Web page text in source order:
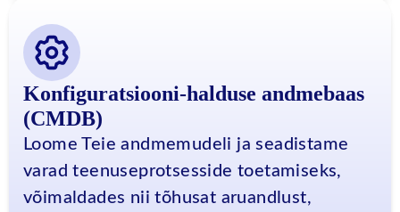
Konfiguratsiooni-halduse andmebaas
(CMDB)
Loome Teie andmemudeli ja seadistame
varad teenuseprotsesside toetamiseks,
võimaldades nii tõhusat aruandlust,